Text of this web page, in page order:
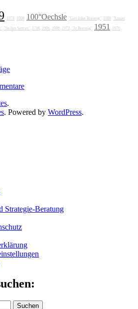
1978 1988 100°Oechsle "Getränke Breunig" 1989 "Lunas
"Stefan Sattran" 1788 1606 1986 1972 "Jo Breunig" 1951 1976
.
. Powered by WordPress.
Strategie-Beratung